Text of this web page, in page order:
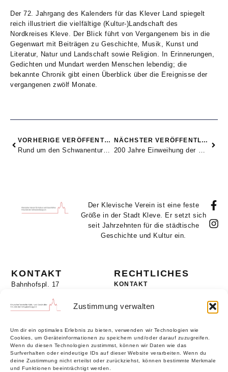
Zustimmung verwalten
Um dir ein optimales Erlebnis zu bieten, verwenden wir Technologien wie
Cookies, um Geräteinformationen zu speichern und/oder darauf zuzugreifen.
Wenn du diesen Technologien zustimmst, können wir Daten wie das
Surfverhalten oder eindeutige IDs auf dieser Website verarbeiten. Wenn du
deine Zustimmung nicht erteilst oder zurückziehst, können bestimmte Merkmale
und Funktionen beeinträchtigt werden.
Der 72. Jahrgang des Kalenders für das Klever Land spiegelt
reich illustriert die vielfältige (Kultur-)Landschaft des
Nordkreises Kleve. Der Blick führt von Vergangenem bis in die
Gegenwart mit Beiträgen zu Geschichte, Musik, Kunst und
Literatur, Natur und Landschaft sowie Religion. In Erinnerungen,
Gedichten und Mundart werden Menschen lebendig; die
bekannte Chronik gibt einen Überblick über die Ereignisse der
vergangenen zwölf Monate.
VORHERIGE VERÖFFENTLICHUNG
Rund um den Schwanenturm (44/2021)
NÄCHSTER VERÖFFENTLICHUNG
Der Klevische Verein ist eine feste
Größe in der Stadt Kleve. Er setzt sich
seit Jahrzehnten für die städtische
Geschichte und Kultur ein.
KONTAKT
Bahnhofspl. 17
+49 2821 - 980 249
RECHTLICHES
KONTAKT
DATENSCHUTZ
IMPRESSUM
UNTERSTÜTZER